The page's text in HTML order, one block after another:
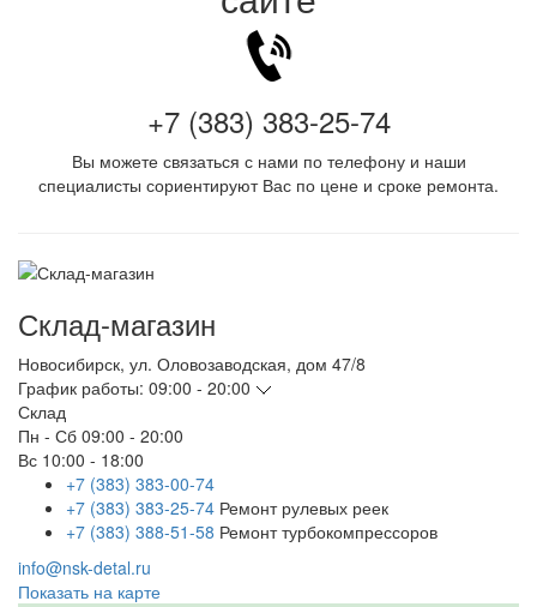
+7 (383) 383-25-74
Вы можете связаться с нами по телефону и наши
специалисты сориентируют Вас по цене и сроке ремонта.
Склад-магазин
Новосибирск, ул. Оловозаводская, дом 47/8
График работы: 09:00 - 20:00
Склад
Пн - Сб 09:00 - 20:00
Вс 10:00 - 18:00
+7 (383) 383-00-74
+7 (383) 383-25-74 Ремонт рулевых реек
+7 (383) 388-51-58 Ремонт турбокомпрессоров
info@nsk-detal.ru
Показать на карте